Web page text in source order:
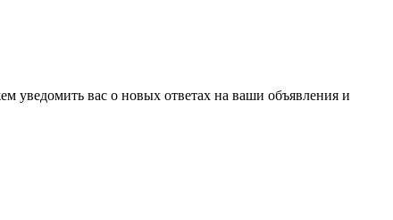
уведомить вас о новых ответах на ваши объявления и